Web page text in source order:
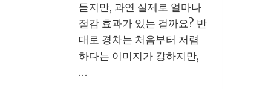
듣지만, 과연 실제로 얼마나
절감 효과가 있는 걸까요? 반
대로 경차는 처음부터 저렴
하다는 이미지가 강하지만,
…